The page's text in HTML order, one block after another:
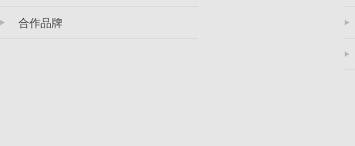
合作品牌